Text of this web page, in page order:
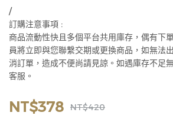
/
訂購注意事項 :
商品流動性快且多個平台共用庫存，偶有下
員將立即與您聯繫交期或更換商品，如無法
消訂單，造成不便尚請見諒。如遇庫存不足
客服。
NT$378 NT$420